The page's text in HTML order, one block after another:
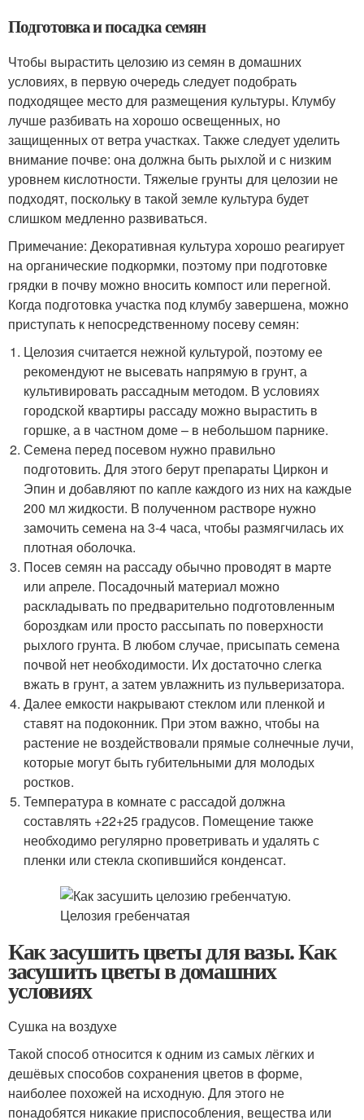
Подготовка и посадка семян
Чтобы вырастить целозию из семян в домашних
условиях, в первую очередь следует подобрать
подходящее место для размещения культуры. Клумбу
лучше разбивать на хорошо освещенных, но
защищенных от ветра участках. Также следует уделить
внимание почве: она должна быть рыхлой и с низким
уровнем кислотности. Тяжелые грунты для целозии не
подходят, поскольку в такой земле культура будет
слишком медленно развиваться.
Примечание: Декоративная культура хорошо реагирует
на органические подкормки, поэтому при подготовке
грядки в почву можно вносить компост или перегной.
Когда подготовка участка под клумбу завершена, можно
приступать к непосредственному посеву семян:
Целозия считается нежной культурой, поэтому ее
рекомендуют не высевать напрямую в грунт, а
культивировать рассадным методом. В условиях
городской квартиры рассаду можно вырастить в
горшке, а в частном доме – в небольшом парнике.
Семена перед посевом нужно правильно
подготовить. Для этого берут препараты Циркон и
Эпин и добавляют по капле каждого из них на каждые
200 мл жидкости. В полученном растворе нужно
замочить семена на 3-4 часа, чтобы размягчилась их
плотная оболочка.
Посев семян на рассаду обычно проводят в марте
или апреле. Посадочный материал можно
раскладывать по предварительно подготовленным
бороздкам или просто рассыпать по поверхности
рыхлого грунта. В любом случае, присыпать семена
почвой нет необходимости. Их достаточно слегка
вжать в грунт, а затем увлажнить из пульверизатора.
Далее емкости накрывают стеклом или пленкой и
ставят на подоконник. При этом важно, чтобы на
растение не воздействовали прямые солнечные лучи,
которые могут быть губительными для молодых
ростков.
Температура в комнате с рассадой должна
составлять +22+25 градусов. Помещение также
необходимо регулярно проветривать и удалять с
пленки или стекла скопившийся конденсат.
Как засушить цветы для вазы. Как
засушить цветы в домашних
условиях
Сушка на воздухе
Такой способ относится к одним из самых лёгких и
дешёвых способов сохранения цветов в форме,
наиболее похожей на исходную. Для этого не
понадобятся никакие приспособления, вещества или